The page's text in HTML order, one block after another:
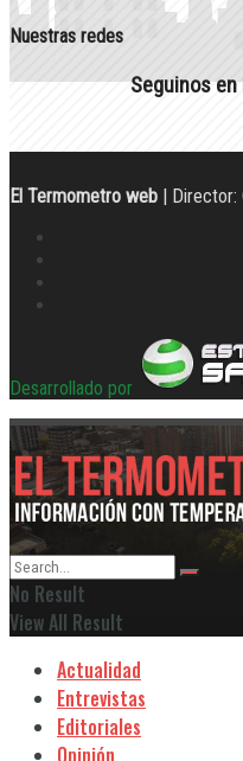
Nuestras redes
Seguinos
El Termometro web |
Desarrollado por
No Result
View All Result
Actualidad
Entrevistas
Editoriales